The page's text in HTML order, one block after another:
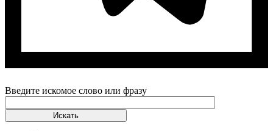
Введите искомое слово или фразу